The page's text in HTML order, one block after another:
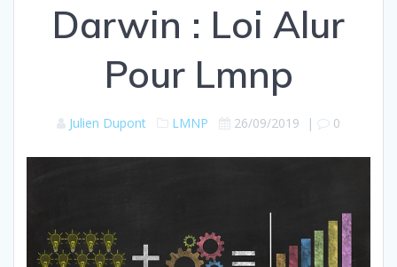
Darwin : Loi Alur
Pour Lmnp
Julien Dupont LMNP 26/09/2019 | 0